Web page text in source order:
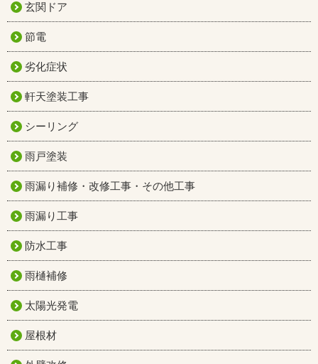
玄関ドア
節電
劣化症状
軒天塗装工事
シーリング
雨戸塗装
雨漏り補修・改修工事・その他工事
雨漏り工事
防水工事
雨樋補修
太陽光発電
屋根材